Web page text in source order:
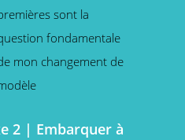
sont la
fondamentale
mon changement de
2 | Embarquer à